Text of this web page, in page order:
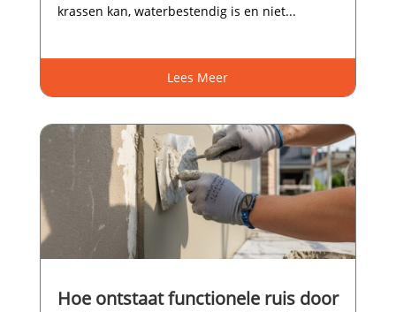
krassen kan, waterbestendig is en niet...
Lees Meer
Hoe ontstaat functionele ruis door